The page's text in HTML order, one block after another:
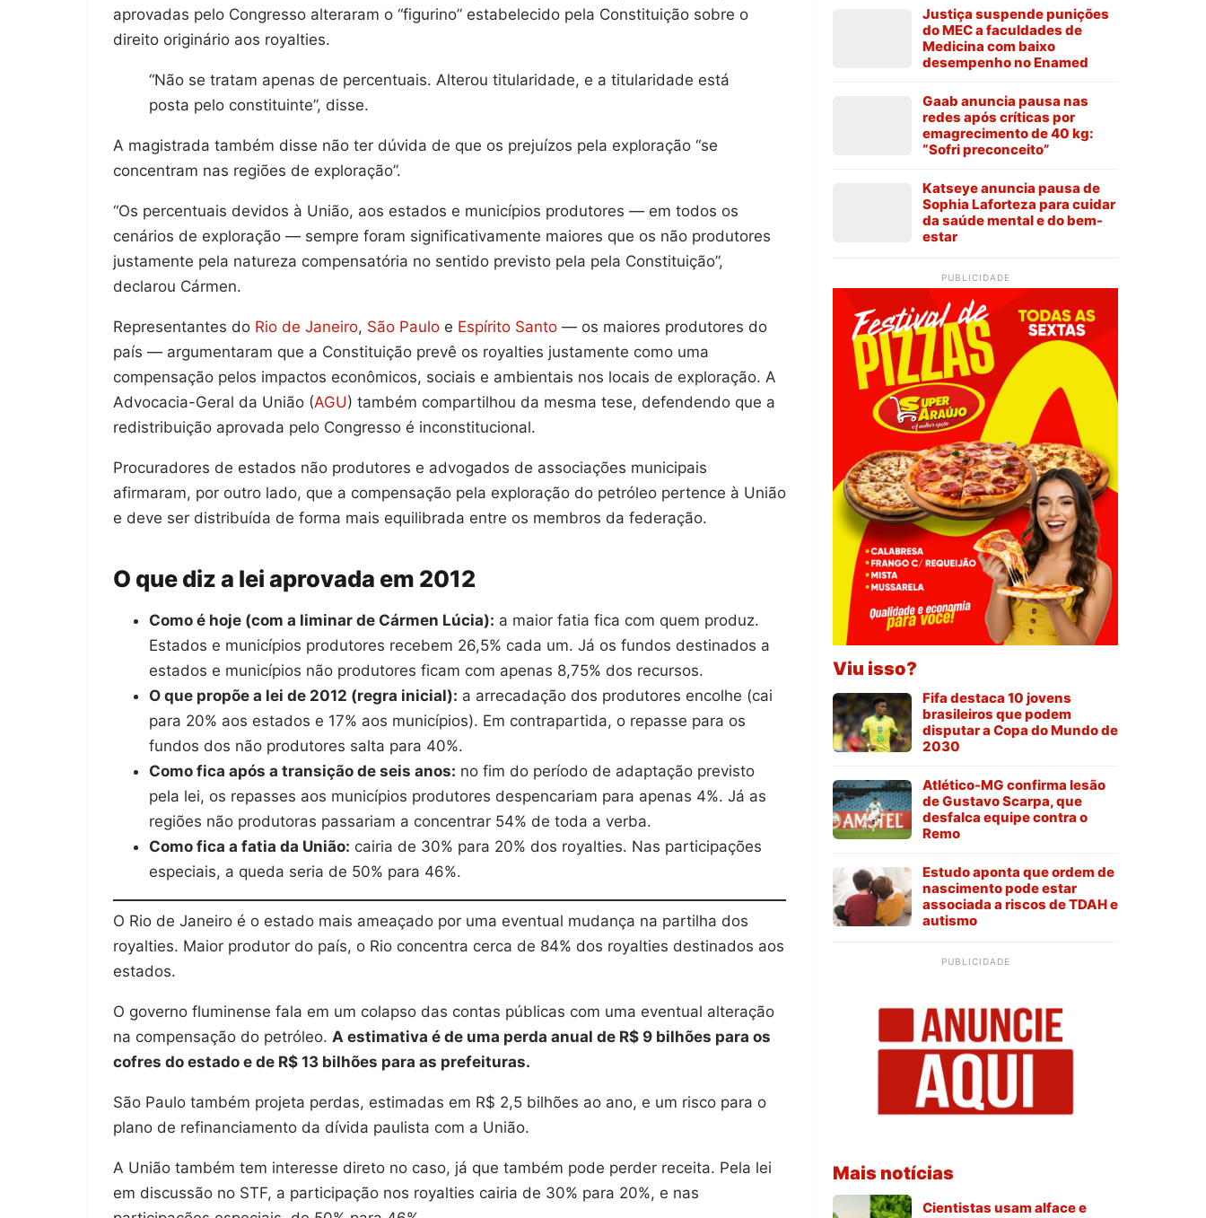
aprovadas pelo Congresso alteraram o “figurino” estabelecido pela Constituição sobre o
direito originário aos royalties.
“Não se tratam apenas de percentuais. Alterou titularidade, e a titularidade está
posta pelo constituinte”, disse.
A magistrada também disse não ter dúvida de que os prejuízos pela exploração “se
concentram nas regiões de exploração”.
“Os percentuais devidos à União, aos estados e municípios produtores — em todos os
cenários de exploração — sempre foram significativamente maiores que os não produtores
justamente pela natureza compensatória no sentido previsto pela pela Constituição”,
declarou Cármen.
Representantes do Rio de Janeiro, São Paulo e Espírito Santo — os maiores produtores do
país — argumentaram que a Constituição prevê os royalties justamente como uma
compensação pelos impactos econômicos, sociais e ambientais nos locais de exploração. A
Advocacia-Geral da União (AGU) também compartilhou da mesma tese, defendendo que a
redistribuição aprovada pelo Congresso é inconstitucional.
Procuradores de estados não produtores e advogados de associações municipais
afirmaram, por outro lado, que a compensação pela exploração do petróleo pertence à União
e deve ser distribuída de forma mais equilibrada entre os membros da federação.
O que diz a lei aprovada em 2012
Como é hoje (com a liminar de Cármen Lúcia): a maior fatia fica com quem produz.
Estados e municípios produtores recebem 26,5% cada um. Já os fundos destinados a
estados e municípios não produtores ficam com apenas 8,75% dos recursos.
O que propõe a lei de 2012 (regra inicial): a arrecadação dos produtores encolhe (cai
para 20% aos estados e 17% aos municípios). Em contrapartida, o repasse para os
fundos dos não produtores salta para 40%.
Como fica após a transição de seis anos: no fim do período de adaptação previsto
pela lei, os repasses aos municípios produtores despencariam para apenas 4%. Já as
regiões não produtoras passariam a concentrar 54% de toda a verba.
Como fica a fatia da União: cairia de 30% para 20% dos royalties. Nas participações
especiais, a queda seria de 50% para 46%.
O Rio de Janeiro é o estado mais ameaçado por uma eventual mudança na partilha dos
royalties. Maior produtor do país, o Rio concentra cerca de 84% dos royalties destinados aos
estados.
O governo fluminense fala em um colapso das contas públicas com uma eventual alteração
na compensação do petróleo. A estimativa é de uma perda anual de R$ 9 bilhões para os
cofres do estado e de R$ 13 bilhões para as prefeituras.
São Paulo também projeta perdas, estimadas em R$ 2,5 bilhões ao ano, e um risco para o
plano de refinanciamento da dívida paulista com a União.
A União também tem interesse direto no caso, já que também pode perder receita. Pela lei
em discussão no STF, a participação nos royalties cairia de 30% para 20%, e nas
Justiça suspende punições
do MEC a faculdades de
Medicina com baixo
desempenho no Enamed
Gaab anuncia pausa nas
redes após críticas por
emagrecimento de 40 kg:
“Sofri preconceito”
Katseye anuncia pausa de
Sophia Laforteza para cuidar
da saúde mental e do bem-
estar
PUBLICIDADE
Viu isso?
Fifa destaca 10 jovens
brasileiros que podem
disputar a Copa do Mundo de
2030
Atlético-MG confirma lesão
de Gustavo Scarpa, que
desfalca equipe contra o
Remo
Estudo aponta que ordem de
nascimento pode estar
associada a riscos de TDAH e
autismo
PUBLICIDADE
Mais notícias
Cientistas usam alface e